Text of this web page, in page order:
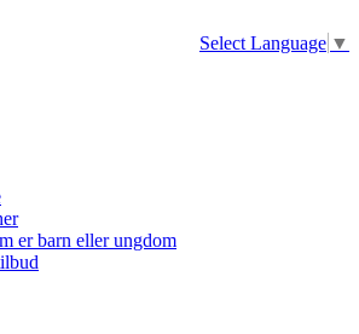
Select Language ▼
er barn eller ungdom